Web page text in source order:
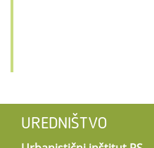
UREDNIŠTVO